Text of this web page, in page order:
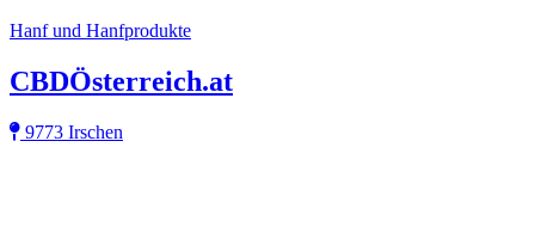
Hanf und Hanfprodukte
CBDÖsterreich.at
9773 Irschen